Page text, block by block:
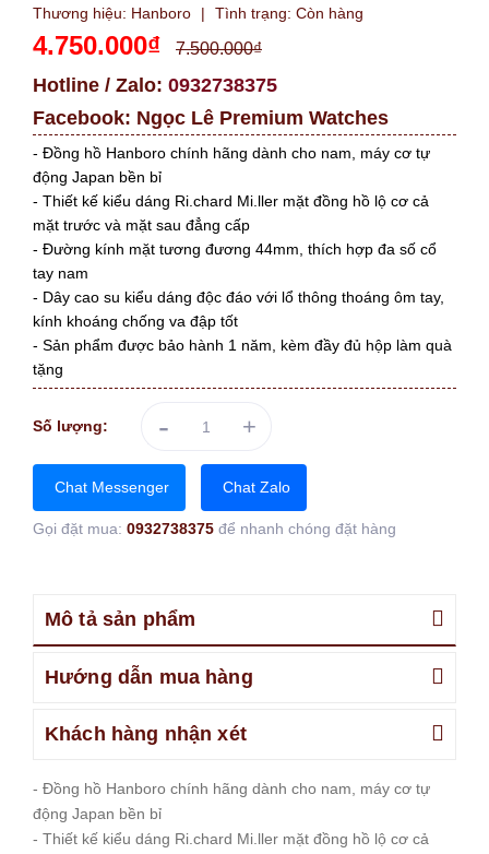
Thương hiệu: Hanboro | Tình trạng: Còn hàng
4.750.000₫ 7.500.000₫
Hotline / Zalo: 0932738375
Facebook: Ngọc Lê Premium Watches
- Đồng hồ Hanboro chính hãng dành cho nam, máy cơ tự
động Japan bền bỉ
- Thiết kế kiểu dáng Ri.chard Mi.ller mặt đồng hồ lộ cơ cả
mặt trước và mặt sau đẳng cấp
- Đường kính mặt tương đương 44mm, thích hợp đa số cổ
tay nam
- Dây cao su kiểu dáng độc đáo với lổ thông thoáng ôm tay,
kính khoáng chống va đập tốt
- Sản phẩm được bảo hành 1 năm, kèm đầy đủ hộp làm quà
tặng
Số lượng: - +
Chat Messenger Chat Zalo
Gọi đặt mua: 0932738375 để nhanh chóng đặt hàng
Mô tả sản phẩm
Hướng dẫn mua hàng
Khách hàng nhận xét
- Đồng hồ Hanboro chính hãng dành cho nam, máy cơ tự
động Japan bền bỉ
- Thiết kế kiểu dáng Ri.chard Mi.ller mặt đồng hồ lộ cơ cả